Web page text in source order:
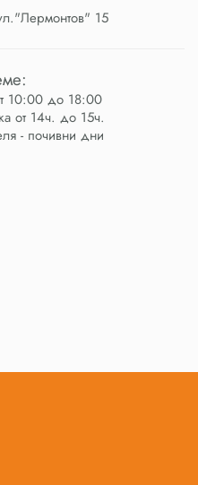
15
10:00 до 18:00
от 14ч. до 15ч.
- почивни дни